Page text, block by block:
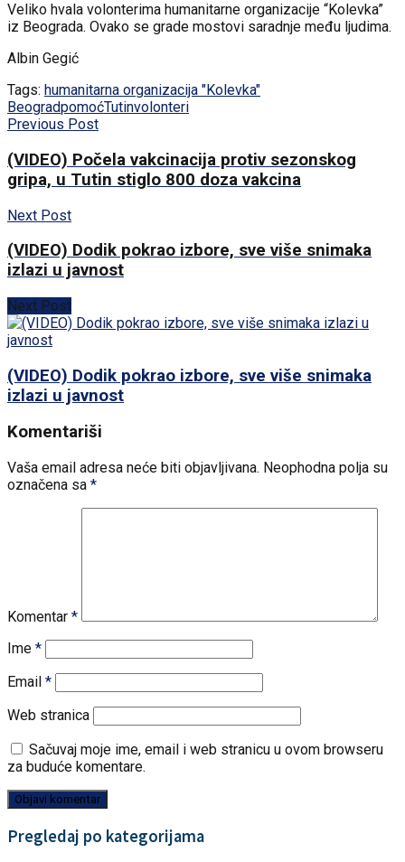
Veliko hvala volonterima humanitarne organizacije “Kolevka”
iz Beograda. Ovako se grade mostovi saradnje među ljudima.
Albin Gegić
Tags: humanitarna organizacija "Kolevka"
BeogradpomoćTutinvolonteri
Previous Post
(VIDEO) Počela vakcinacija protiv sezonskog
gripa, u Tutin stiglo 800 doza vakcina
Next Post
(VIDEO) Dodik pokrao izbore, sve više snimaka
izlazi u javnost
Next Post
(VIDEO) Dodik pokrao izbore, sve više snimaka
izlazi u javnost
Komentariši
Vaša email adresa neće biti objavljivana. Neophodna polja su
označena sa *
Komentar *
Ime *
Email *
Web stranica
Sačuvaj moje ime, email i web stranicu u ovom browseru
za buduće komentare.
Pregledaj po kategorijama